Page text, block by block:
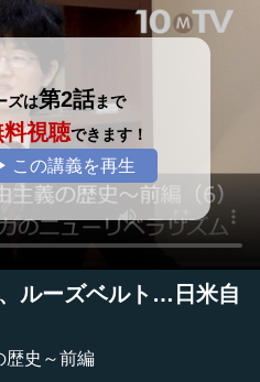
ズは第2話まで
料視聴できます！
この講義を再生
ルーズベルト…日米自
歴史～前編